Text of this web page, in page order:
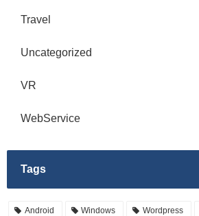
Travel
Uncategorized
VR
WebService
Tags
Android Windows Wordpress